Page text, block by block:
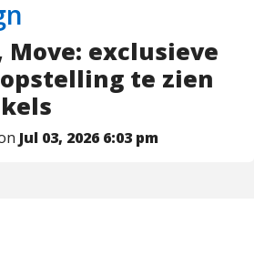
exclusieve
te zien
Jul 03, 2026 6:03 pm